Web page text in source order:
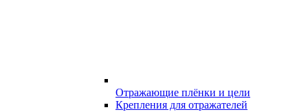
Отражающие плёнки и цели
Крепления для отражателей